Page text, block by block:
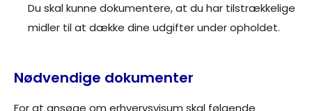
Du skal kunne dokumentere, at du har tilstrækkelige
midler til at dække dine udgifter under opholdet.
Nødvendige dokumenter
For at ansøge om erhvervsvisum skal følgende